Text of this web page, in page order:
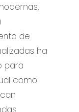
de
ha
para
como